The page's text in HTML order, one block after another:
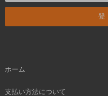
ホーム
支払い方法について